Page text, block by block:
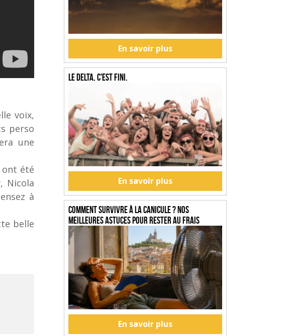
voix​,
perso
une
ont été
Nicola
à
belle
En savoir plus
Le Delta, c'est fini.
En savoir plus
Comment survivre à la canicule ? Nos
meilleures astuces pour rester au frais
En savoir plus